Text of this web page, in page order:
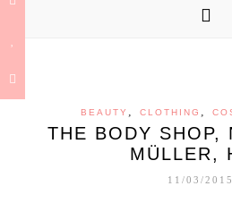
BEAUTY , CLOTHING ,
THE BODY SHOP,
MÜLLER,
11/03/2015